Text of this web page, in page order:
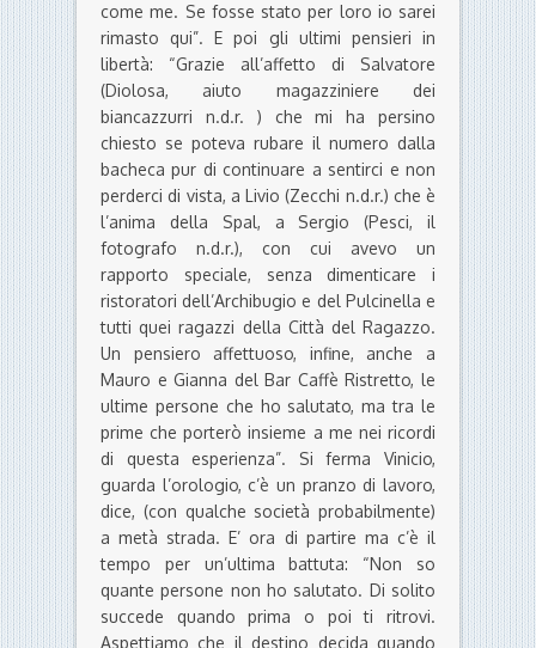
come me. Se fosse stato per loro io sarei
rimasto qui”. E poi gli ultimi pensieri in
libertà: “Grazie all’affetto di Salvatore
(Diolosa, aiuto magazziniere dei
biancazzurri n.d.r. ) che mi ha persino
chiesto se poteva rubare il numero dalla
bacheca pur di continuare a sentirci e non
perderci di vista, a Livio (Zecchi n.d.r.) che è
l’anima della Spal, a Sergio (Pesci, il
fotografo n.d.r.), con cui avevo un
rapporto speciale, senza dimenticare i
ristoratori dell’Archibugio e del Pulcinella e
tutti quei ragazzi della Città del Ragazzo.
Un pensiero affettuoso, infine, anche a
Mauro e Gianna del Bar Caffè Ristretto, le
ultime persone che ho salutato, ma tra le
prime che porterò insieme a me nei ricordi
di questa esperienza”. Si ferma Vinicio,
guarda l’orologio, c’è un pranzo di lavoro,
dice, (con qualche società probabilmente)
a metà strada. E’ ora di partire ma c’è il
tempo per un’ultima battuta: “Non so
quante persone non ho salutato. Di solito
succede quando prima o poi ti ritrovi.
Aspettiamo che il destino decida quando